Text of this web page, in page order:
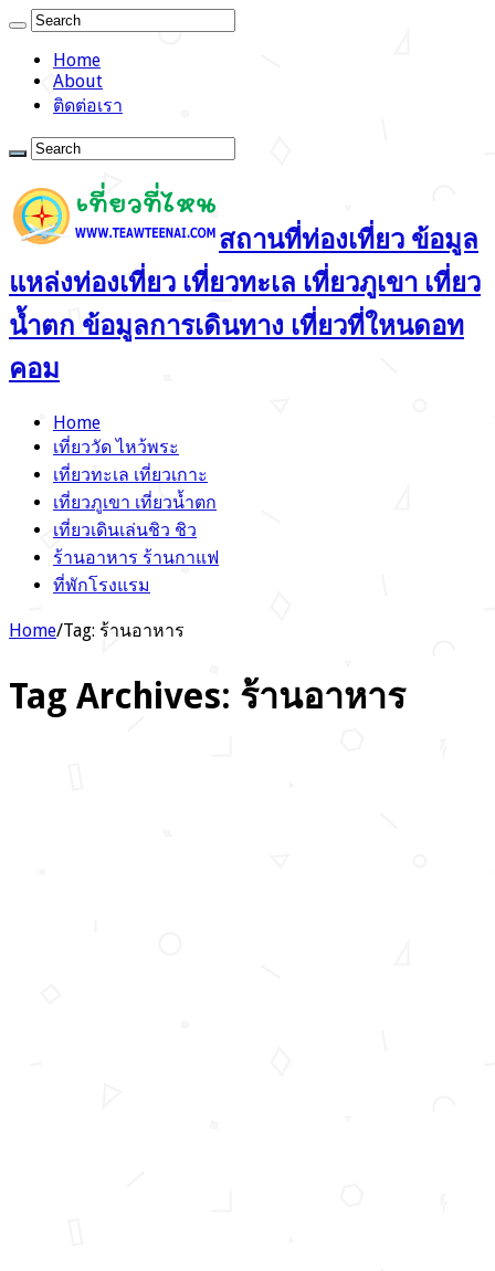
Home
About
ติดต่อเรา
สถานที่ท่องเที่ยว ข้อมูล
แหล่งท่องเที่ยว เที่ยวทะเล เที่ยวภูเขา เที่ยว
น้ำตก ข้อมูลการเดินทาง เที่ยวที่ใหนดอท
คอม
Home
เที่ยววัด ไหว้พระ
เที่ยวทะเล เที่ยวเกาะ
เที่ยวภูเขา เที่ยวน้ำตก
เที่ยวเดินเล่นชิว ชิว
ร้านอาหาร ร้านกาแฟ
ที่พักโรงแรม
Home/Tag: ร้านอาหาร
Tag Archives: ร้านอาหาร